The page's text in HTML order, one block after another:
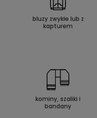
bluzy zwykłe lub z
kapturem
kominy, szaliki i
bandany